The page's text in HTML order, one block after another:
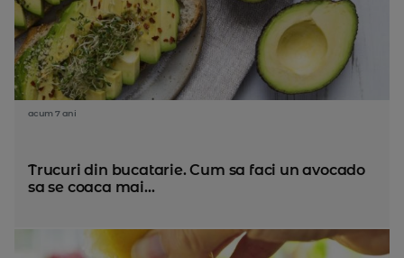
acum 7 ani
Trucuri din bucatarie. Cum sa faci un avocado
sa se coaca mai...